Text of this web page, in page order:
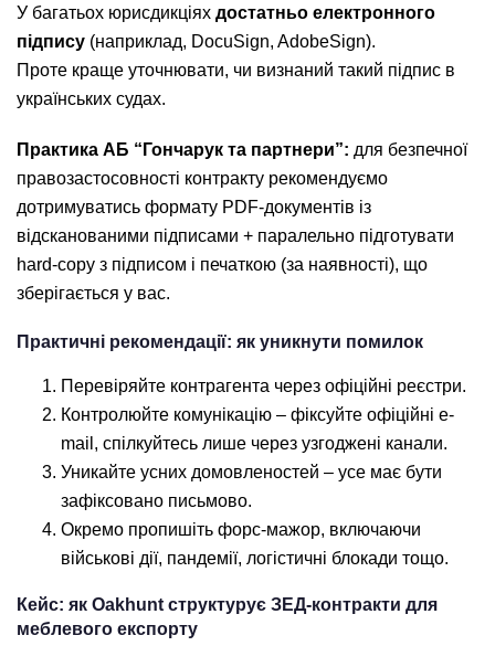
У багатьох юрисдикціях достатньо електронного
підпису (наприклад, DocuSign, AdobeSign).
Проте краще уточнювати, чи визнаний такий підпис в
українських судах.
Практика АБ “Гончарук та партнери”: для безпечної
правозастосовності контракту рекомендуємо
дотримуватись формату PDF-документів із
відсканованими підписами + паралельно підготувати
hard-copy з підписом і печаткою (за наявності), що
зберігається у вас.
Практичні рекомендації: як уникнути помилок
Перевіряйте контрагента через офіційні реєстри.
Контролюйте комунікацію – фіксуйте офіційні e-
mail, спілкуйтесь лише через узгоджені канали.
Уникайте усних домовленостей – усе має бути
зафіксовано письмово.
Окремо пропишіть форс-мажор, включаючи
військові дії, пандемії, логістичні блокади тощо.
Кейс: як Oakhunt структурує ЗЕД-контракти для
меблевого експорту